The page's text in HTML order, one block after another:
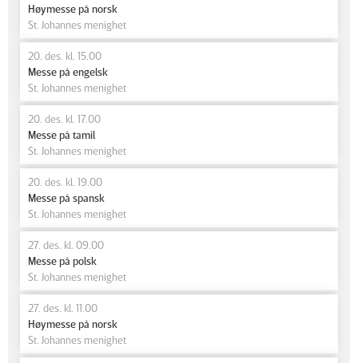
Høymesse på norsk
St. Johannes menighet
20. des. kl. 15.00
Messe på engelsk
St. Johannes menighet
20. des. kl. 17.00
Messe på tamil
St. Johannes menighet
20. des. kl. 19.00
Messe på spansk
St. Johannes menighet
27. des. kl. 09.00
Messe på polsk
St. Johannes menighet
27. des. kl. 11.00
Høymesse på norsk
St. Johannes menighet